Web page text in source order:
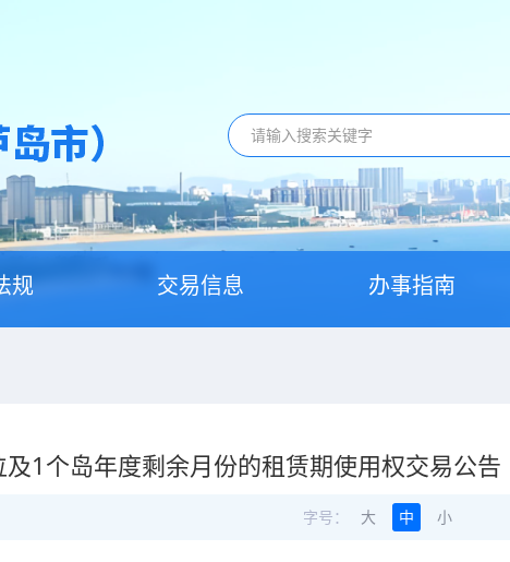
规 交易信息 办事指南
1个岛年度剩余月份的租赁期使用权交易公告
字号： 大 中 小